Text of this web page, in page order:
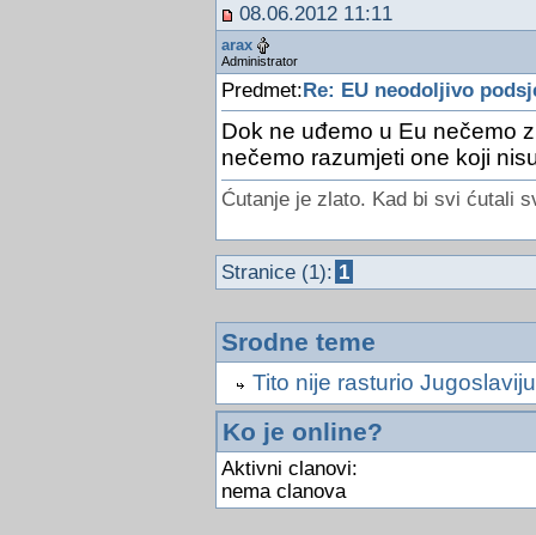
08.06.2012 11:11
arax
Administrator
Predmet: Re: EU neodoljivo
Dok ne uđemo u Eu nečemo
nečemo razumjeti one koji
Ćutanje je zlato. Kad bi svi ćutali
Stranice (1): 1
Srodne teme
Tito nije rasturio Jugoslaviju
Ko je online?
Aktivni clanovi:
nema clanova